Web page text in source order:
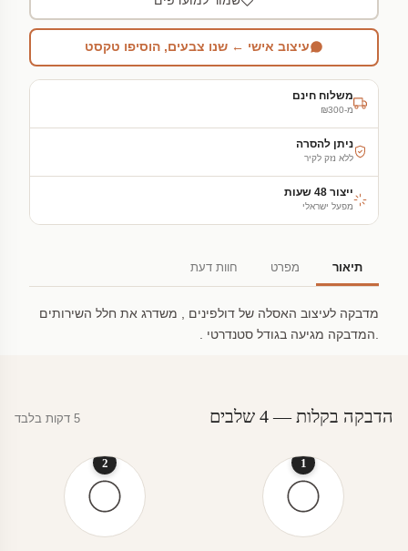
עיצוב אישי ← שנו צבעים, הוסיפו טקסט
משלוח חינם
מ-₪300
ניתן להסרה
ללא נזק לקיר
ייצור 48 שעות
מפעל ישראלי
תיאור מפרט חוות דעת
מדבקה לעיצוב האסלה של דולפינים , משדרג את חלל השירותים
.המדבקה מגיעה בגודל סטנדרטי .
הדבקה בקלות — 4 שלבים 5 דקות בלבד
1
2